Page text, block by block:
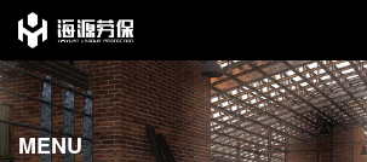
MENU